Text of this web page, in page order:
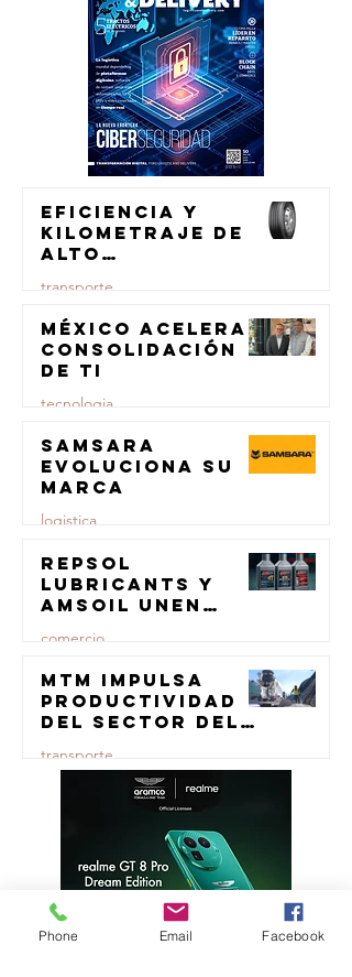
Eficiencia y
kilometraje de
alto
para el
transporte de
carga
transporte
23 jul
México acelera
consolidación
de TI
tecnologia
23 jul
Samsara
evoluciona su
marca
logistica
23 jul
Repsol
Lubricants y
AMSOIL unen
lubricación
comercio
23 jul
MTM impulsa
productividad
del sector del
manufactura
certificada
transporte
Phone Email Facebook